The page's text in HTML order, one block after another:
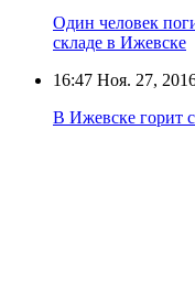
Один человек
складе в Ижевске
16:47 Ноя. 27,
В Ижевске горит